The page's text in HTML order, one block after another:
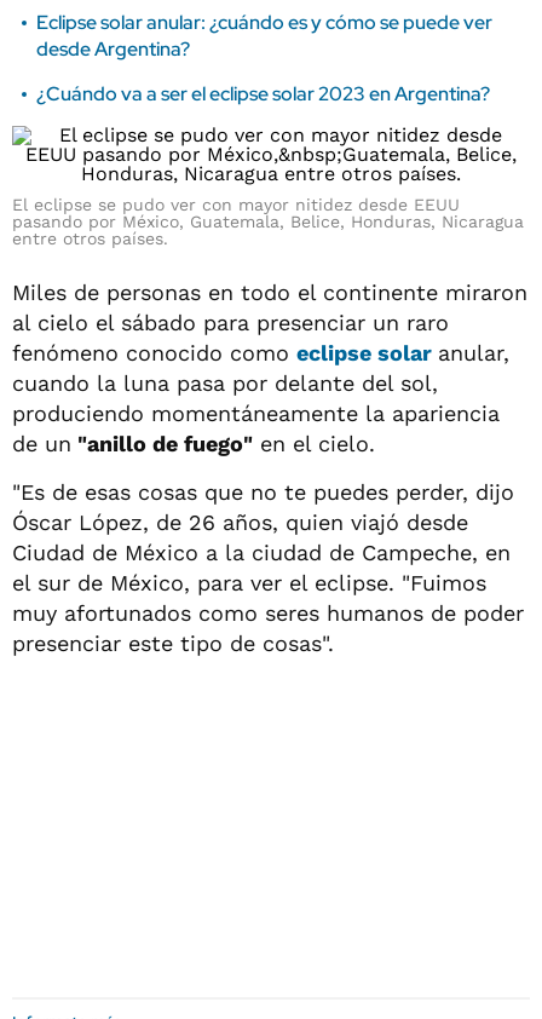
Eclipse solar anular: ¿cuándo es y cómo se puede ver
desde Argentina?
¿Cuándo va a ser el eclipse solar 2023 en Argentina?
El eclipse se pudo ver con mayor nitidez desde EEUU
pasando por México, Guatemala, Belice, Honduras, Nicaragua
entre otros países.
Miles de personas en todo el continente miraron
al cielo el sábado para presenciar un raro
fenómeno conocido como eclipse solar anular,
cuando la luna pasa por delante del sol,
produciendo momentáneamente la apariencia
de un "anillo de fuego" en el cielo.
"Es de esas cosas que no te puedes perder, dijo
Óscar López, de 26 años, quien viajó desde
Ciudad de México a la ciudad de Campeche, en
el sur de México, para ver el eclipse. "Fuimos
muy afortunados como seres humanos de poder
presenciar este tipo de cosas".